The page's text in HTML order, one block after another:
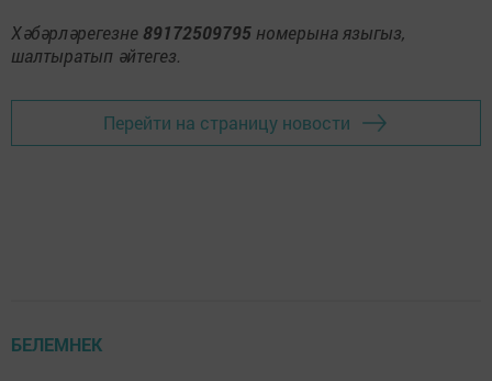
Хәбәрләрегезне 89172509795 номерына языгыз,
шалтыратып әйтегез.
Перейти на страницу новости
БЕЛЕМНЕК